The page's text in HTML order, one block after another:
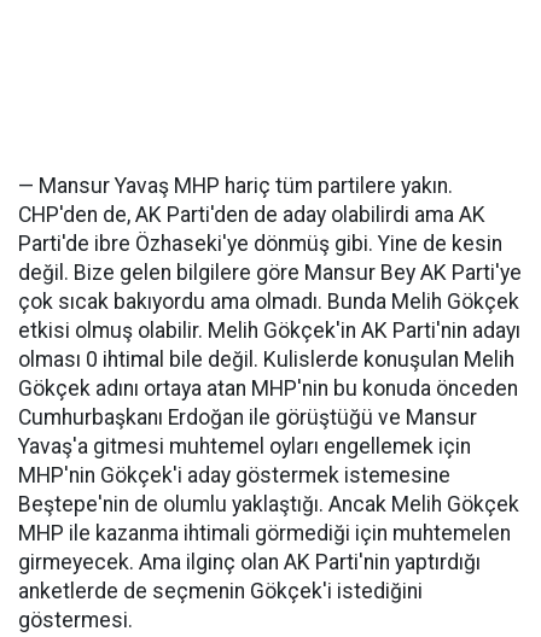
— Mansur Yavaş MHP hariç tüm partilere yakın.
CHP'den de, AK Parti'den de aday olabilirdi ama AK
Parti'de ibre Özhaseki'ye dönmüş gibi. Yine de kesin
değil. Bize gelen bilgilere göre Mansur Bey AK Parti'ye
çok sıcak bakıyordu ama olmadı. Bunda Melih Gökçek
etkisi olmuş olabilir. Melih Gökçek'in AK Parti'nin adayı
olması 0 ihtimal bile değil. Kulislerde konuşulan Melih
Gökçek adını ortaya atan MHP'nin bu konuda önceden
Cumhurbaşkanı Erdoğan ile görüştüğü ve Mansur
Yavaş'a gitmesi muhtemel oyları engellemek için
MHP'nin Gökçek'i aday göstermek istemesine
Beştepe'nin de olumlu yaklaştığı. Ancak Melih Gökçek
MHP ile kazanma ihtimali görmediği için muhtemelen
girmeyecek. Ama ilginç olan AK Parti'nin yaptırdığı
anketlerde de seçmenin Gökçek'i istediğini
göstermesi.